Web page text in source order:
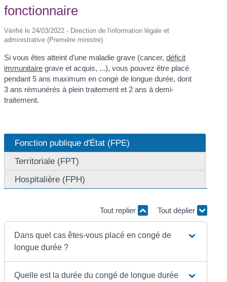
fonctionnaire
Vérifié le 24/03/2022 - Direction de l'information légale et
administrative (Première ministre)
Si vous êtes atteint d’une maladie grave (cancer,déficit
immunitaire grave et acquis, ...), vous pouvez être placé
pendant 5 ans maximum en congé de longue durée, dont
3 ans rémunérés à plein traitement et 2 ans à demi-
traitement.
Fonction publique d'État (FPE)
Territoriale (FPT)
Hospitalière (FPH)
Tout replier Tout déplier
Dans quel cas êtes-vous placé en congé de
longue durée ?
Quelle est la durée du congé de longue durée